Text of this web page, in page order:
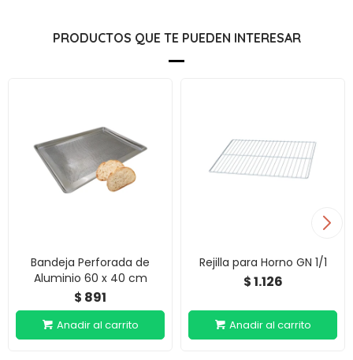
PRODUCTOS QUE TE PUEDEN INTERESAR
Bandeja Perforada de
Aluminio 60 x 40 cm
$ 891
Rejilla para Horno GN 1/1
$1.126